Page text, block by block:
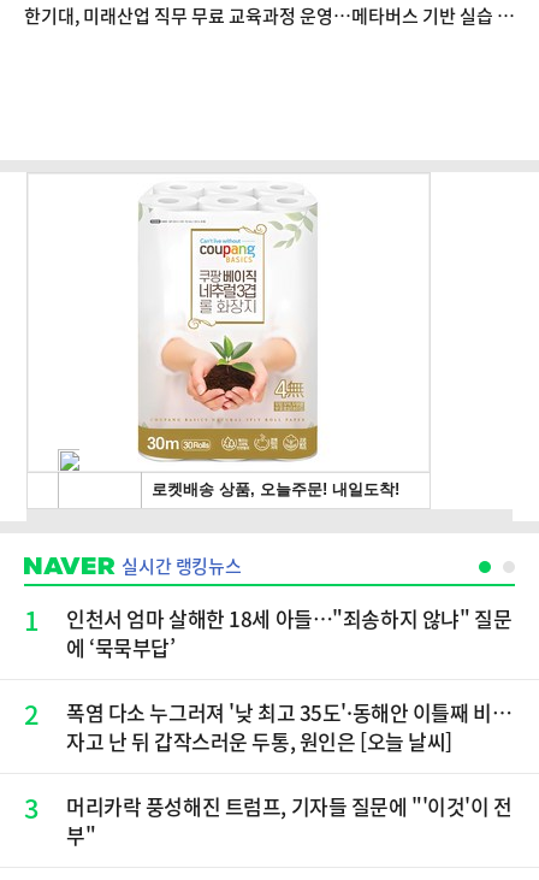
한기대, 미래산업 직무 무료 교육과정 운영…메타버스 기반 실습 도
실시간 랭킹뉴스
1
인천서 엄마 살해한 18세 아들…"죄송하지 않냐" 질문
에 ‘묵묵부답’
2
폭염 다소 누그러져 '낮 최고 35도'·동해안 이틀째 비…
자고 난 뒤 갑작스러운 두통, 원인은 [오늘 날씨]
3
머리카락 풍성해진 트럼프, 기자들 질문에 "'이것'이 전
부"